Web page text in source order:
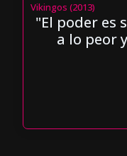
Vikingos (2013)
"El poder es
a lo peor